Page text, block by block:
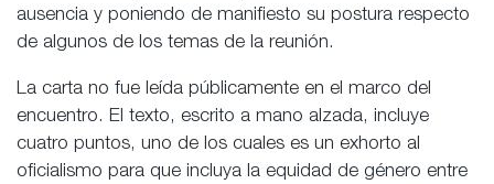
ausencia y poniendo de manifiesto su postura respecto
de algunos de los temas de la reunión.
La carta no fue leída públicamente en el marco del
encuentro. El texto, escrito a mano alzada, incluye
cuatro puntos, uno de los cuales es un exhorto al
oficialismo para que incluya la equidad de género entre